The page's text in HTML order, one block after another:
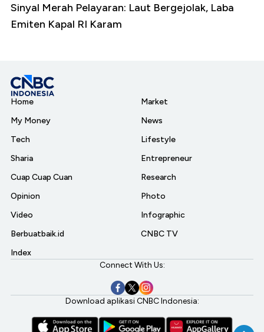
Sinyal Merah Pelayaran: Laut Bergejolak, Laba
Emiten Kapal RI Karam
Home
My Money
Tech
Sharia
Cuap Cuap Cuan
Opinion
Video
Berbuatbaik.id
Index
Market
News
Lifestyle
Entrepreneur
Research
Photo
Infographic
CNBC TV
Connect With Us:
Download aplikasi CNBC Indonesia: